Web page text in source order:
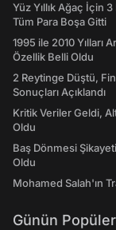
Yüz Yıllık Ağaç İçin
Tüm Para Boşa Gitti
1995 ile 2010 Yılları
Özellik Belli Oldu
2 Reytinge Düştü,
Sonuçları Açıklandı
Kritik Veriler Geldi,
Oldu
Baş Dönmesi
Oldu
Mohamed Salah'ın
Günün Popüler